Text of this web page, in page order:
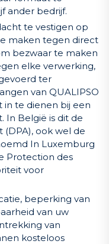
ander bedrijf.
te vestigen op
maken tegen direct
bezwaar te maken
elke verwerking,
ter
van QUALIPSO
in te dienen bij een
In België is dit de
ook wel de
In Luxemburg
Protection des
voor
beperking van
van uw
van
kosteloos